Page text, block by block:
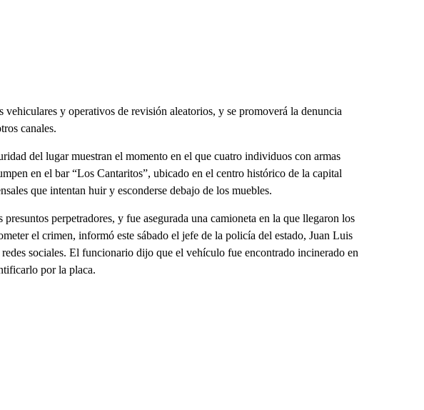
vehiculares y operativos de revisión aleatorios, y se promoverá la denuncia
canales.
del lugar muestran el momento en el que cuatro individuos con armas
en el bar “Los Cantaritos”, ubicado en el centro histórico de la capital
que intentan huir y esconderse debajo de los muebles.
perpetradores, y fue asegurada una camioneta en la que llegaron los
el crimen, informó este sábado el jefe de la policía del estado, Juan Luis
sociales. El funcionario dijo que el vehículo fue encontrado incinerado en
por la placa.